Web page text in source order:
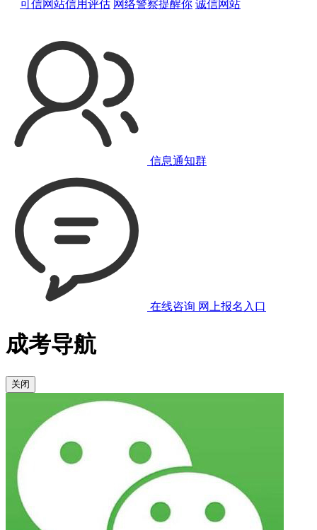
可信网站信用评估 网络警察提醒你 诚信网站
信息通知群
在线咨询 网上报名入口
成考导航
关闭